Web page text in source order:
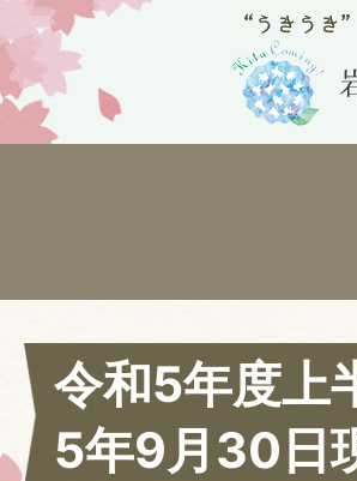
令和5年度上
5年9月30日